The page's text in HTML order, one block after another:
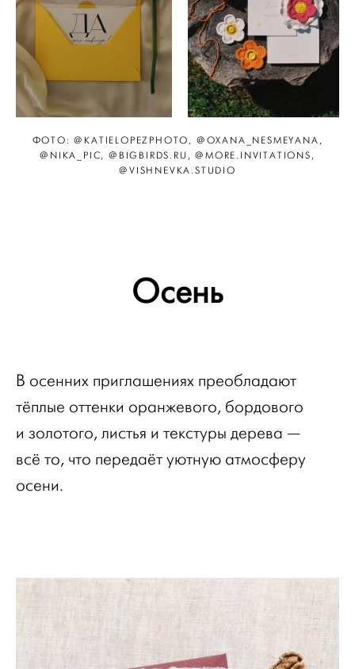
ФОТО: @KATIELOPEZPHOTO, @OXANA_NESMEYANA,
@NIKA_PIC, @BIGBIRDS.RU, @MORE.INVITATIONS,
@VISHNEVKA.STUDIO
Осень
В осенних приглашениях преобладают
тёплые оттенки оранжевого, бордового
и золотого, листья и текстуры дерева —
всё то, что передаёт уютную атмосферу
осени.